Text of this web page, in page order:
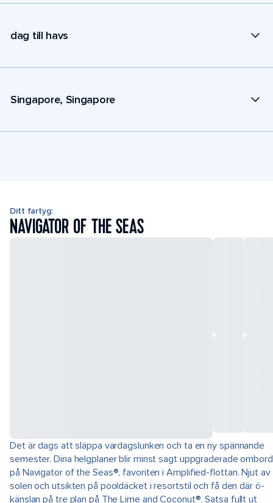
dag till havs
Singapore, Singapore
Ditt fartyg:
NAVIGATOR OF THE SEAS
Det är dags att släppa vardagslunken och ta en ny spännande
semester. Dina helgplaner blir minst sagt uppgraderade ombord
på Navigator of the Seas®, favoriten i Amplified-flottan. Njut av
solen och utsikten på pooldäcket i resortstil och få den där ö-
känslan på tre plan på The Lime and Coconut®. Satsa fullt ut